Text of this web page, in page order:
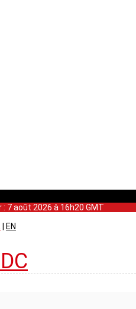
: 7 août 2026 à 16h20 GMT
EN